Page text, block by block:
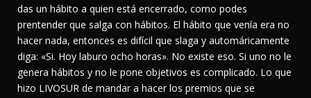
das un hábito a quien está encerrado, como podes
prentender que salga con hábitos. El hábito que venía era no
hacer nada, entonces es difícil que slaga y automáricamente
diga: «Si. Hoy laburo ocho horas». No existe eso. Si uno no le
genera hábitos y no le pone objetivos es complicado. Lo que
hizo LIVOSUR de mandar a hacer los premios que se